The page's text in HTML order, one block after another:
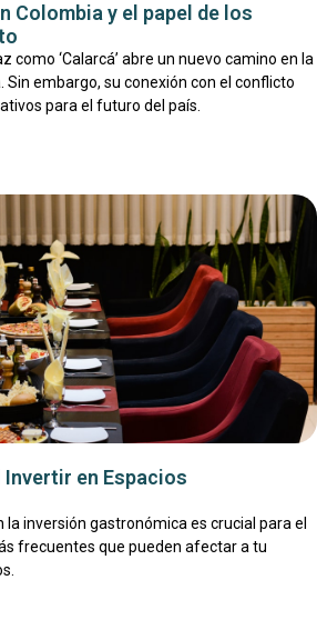
Colombia y el papel de los
como ‘Calarcá’ abre un nuevo camino en la
embargo, su conexión con el conflicto
para el futuro del país.
en Espacios
la inversión gastronómica es crucial para el
frecuentes que pueden afectar a tu